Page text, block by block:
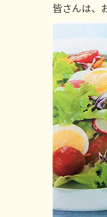
皆さんは、